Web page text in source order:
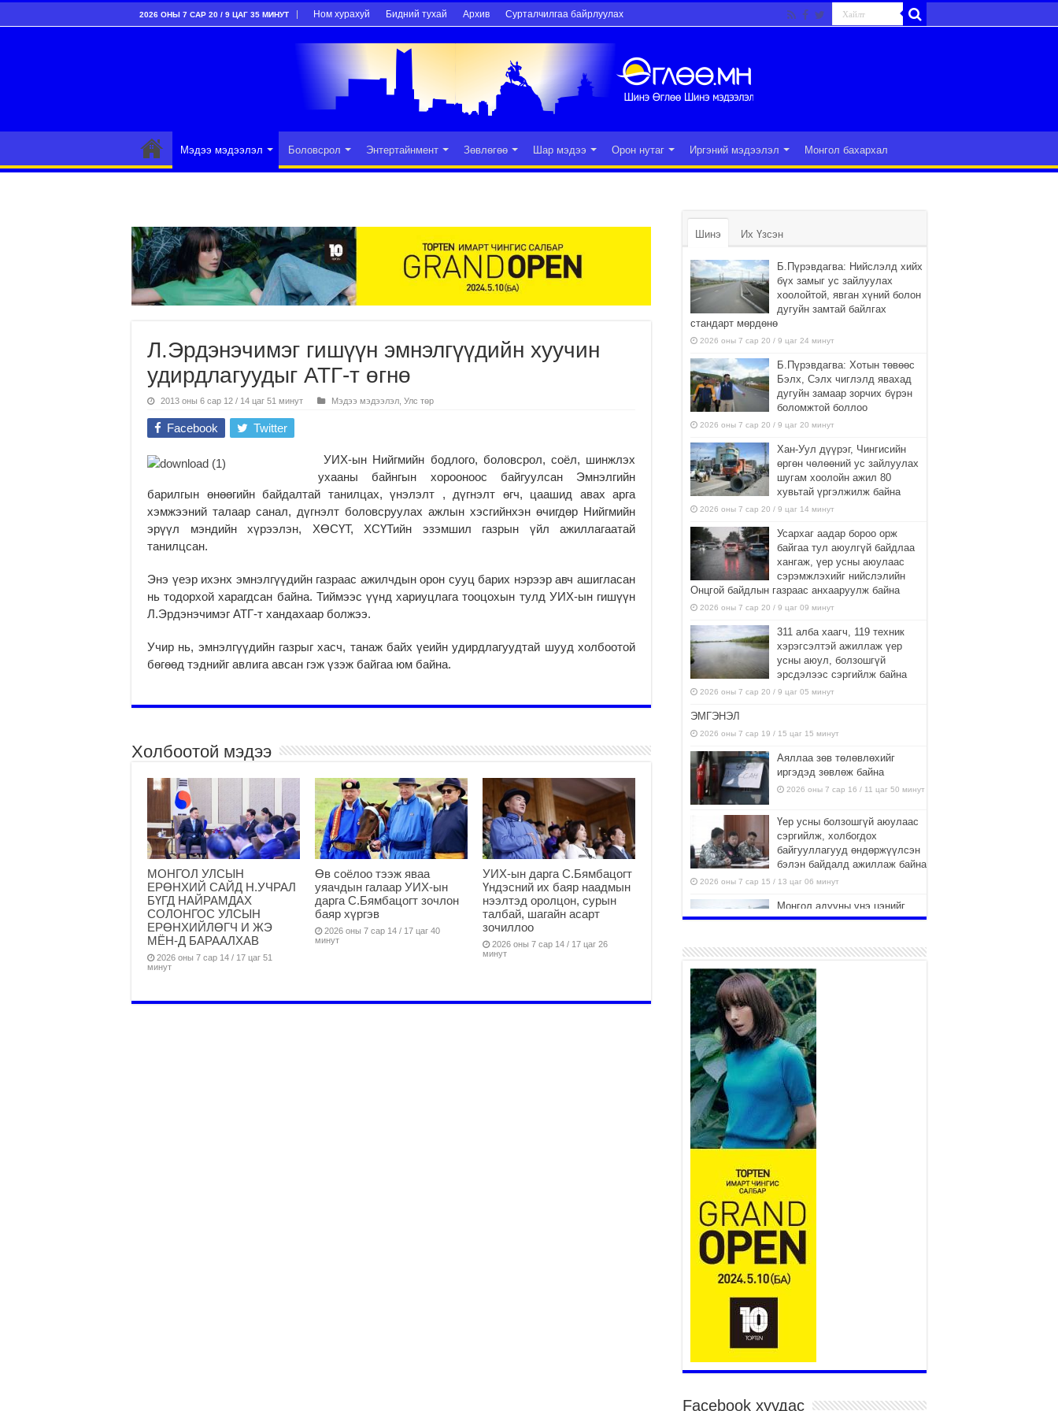
2026 ОНЫ 7 САР 20 / 9 ЦАГ 35 МИНУТ Ном хурахуй Бидний тухай Архив Сурталчилгаа байрлуулах
Мэдээ мэдээлэл Боловсрол Энтертайнмент Зөвлөгөө Шар мэдээ Орон нутаг Иргэний мэдээлэл Монгол бахархал
Л.Эрдэнэчимэг гишүүн эмнэлгүүдийн хуучин
удирдлагуудыг АТГ-т өгнө
2013 оны 6 сар 12 / 14 цаг 51 минут Мэдээ мэдээлэл Улс төр
Facebook Twitter
УИХ-ын Нийгмийн бодлого, боловсрол, соёл, шинжлэх
ухааны байнгын хорооноос байгуулсан Эмнэлгийн
барилгын өнөөгийн байдалтай танилцах, үнэлэлт , дүгнэлт өгч, цаашид авах арга
хэмжээний талаар санал, дүгнэлт боловсруулах ажлын хэсгийнхэн өчигдөр Нийгмийн
эрүүл мэндийн хүрээлэн, ХӨСҮТ, ХСҮТийн эзэмшил газрын үйл ажиллагаатай
танилцсан.
Энэ үеэр ихэнх эмнэлгүүдийн газраас ажилчдын орон сууц барих нэрээр авч ашигласан
нь тодорхой харагдсан байна. Тиймээс үүнд хариуцлага тооцохын тулд УИХ-ын гишүүн
Л.Эрдэнэчимэг АТГ-т хандахаар болжээ.
Учир нь, эмнэлгүүдийн газрыг хасч, танаж байх үеийн удирдлагуудтай шууд холбоотой
бөгөөд тэднийг авлига авсан гэж үзэж байгаа юм байна.
Холбоотой мэдээ
МОНГОЛ УЛСЫН
ЕРӨНХИЙ САЙД Н.УЧРАЛ
БҮГД НАЙРАМДАХ
СОЛОНГОС УЛСЫН
ЕРӨНХИЙЛӨГЧ И ЖЭ
МЁН-Д БАРААЛХАВ
2026 оны 7 сар 14 / 17 цаг 51
минут
Өв соёлоо тээж яваа
уяачдын галаар УИХ-ын
дарга С.Бямбацогт зочлон
баяр хүргэв
2026 оны 7 сар 14 / 17 цаг 40
минут
УИХ-ын дарга С.Бямбацогт
Үндэсний их баяр наадмын
нээлтэд оролцон, сурын
талбай, шагайн асарт
зочиллоо
2026 оны 7 сар 14 / 17 цаг 26
минут
Шинэ Их Үзсэн
Б.Пүрэвдагва: Нийслэлд хийх
бүх замыг ус зайлуулах
хоолойтой, явган хүний болон
дугуйн замтай байлгах
стандарт мөрдөнө
2026 оны 7 сар 20 / 9 цаг 24 минут
Б.Пүрэвдагва: Хотын төвөөс
Бэлх, Сэлх чиглэлд явахад
дугуйн замаар зорчих бүрэн
боломжтой боллоо
2026 оны 7 сар 20 / 9 цаг 20 минут
Хан-Уул дүүрэг, Чингисийн
өргөн чөлөөний ус зайлуулах
шугам хоолойн ажил 80
хувьтай үргэлжилж байна
2026 оны 7 сар 20 / 9 цаг 14 минут
Усархаг аадар бороо орж
байгаа тул аюулгүй байдлаа
хангаж, үер усны аюулаас
сэрэмжлэхийг нийслэлийн
Онцгой байдлын газраас анхааруулж байна
2026 оны 7 сар 20 / 9 цаг 09 минут
311 алба хаагч, 119 техник
хэрэгсэлтэй ажиллаж үер
усны аюул, болзошгүй
эрсдэлээс сэргийлж байна
2026 оны 7 сар 20 / 9 цаг 05 минут
ЭМГЭНЭЛ
2026 оны 7 сар 19 / 15 цаг 15 минут
Аяллаа зөв төлөвлөхийг
иргэдэд зөвлөж байна
2026 оны 7 сар 16 / 11 цаг 50 минут
Үер усны болзошгүй аюулаас
сэргийлж, холбогдох
байгууллагууд өндөржүүлсэн
бэлэн байдалд ажиллаж байна
2026 оны 7 сар 15 / 13 цаг 06 минут
Монгол адууны үнэ цэнийг
дэлхийд сурталчлах “Дэлхийн
оролцож байна
Шагайн харвааны насанд
хүрэгчдийн багийн төрөлд 106
багийн 848 харваач өрсөлдөж,
шилдгүүд шалгарав
2026 оны 7 сар 15 / 11 цаг 45 минут
Үндэсний их баяр наадмын сур харвааны
шагналыг нийслэлийн Засаг дарга бөгөөд
Улаанбаатар хотын Захирагч Б.Пүрэвдагва
гардууллаа
2026 оны 7 сар 15 / 11 цаг 41 минут
иргэдэд тусламж, үйлчилгээ үзүүлж байна
2026 оны 7 сар 15 / 11 цаг 30 минут
Хүчит бөхийн барилдааны тавын даваа
үргэлжилж байна
2026 оны 7 сар 15 / 11 цаг 26 минут
Төв цэнгэлдэх орчмын цэвэрлэгээ, үйлчилгээнд
161 ажилтан, 27 техниктэй ажиллаж байна
2026 оны 7 сар 15 / 11 цаг 22 минут
Наадмын амралтын өдрүүдэд нийслэлийн эрүүл
мэндийн байгууллагууд дараах хуваарийн дагуу
ажиллана
2026 оны 7 сар 15 / 11 цаг 18 минут
Үндэсний их баяр наадам эхэллээ
Facebook хуудас